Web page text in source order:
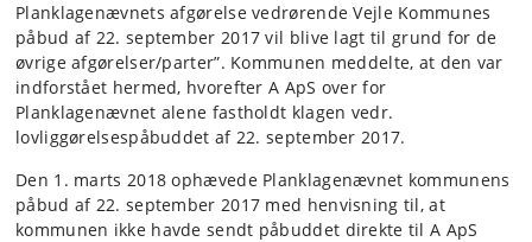
Planklagenævnets afgørelse vedrørende Vejle Kommunes
påbud af 22. september 2017 vil blive lagt til grund for de
øvrige afgørelser/parter”. Kommunen meddelte, at den var
indforstået hermed, hvorefter A ApS over for
Planklagenævnet alene fastholdt klagen vedr.
lovliggørelsespåbuddet af 22. september 2017.
Den 1. marts 2018 ophævede Planklagenævnet kommunens
påbud af 22. september 2017 med henvisning til, at
kommunen ikke havde sendt påbuddet direkte til A ApS